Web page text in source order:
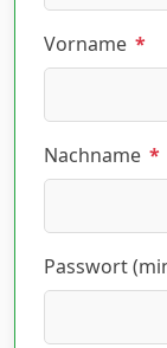
Vorname *
Nachname *
Passwort